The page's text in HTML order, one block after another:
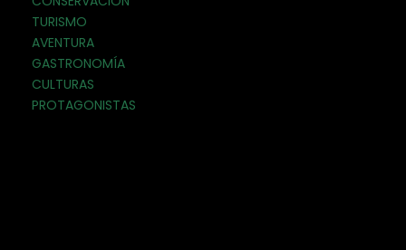
TURISMO
AVENTURA
GASTRONOMÍA
CULTURAS
PROTAGONISTAS